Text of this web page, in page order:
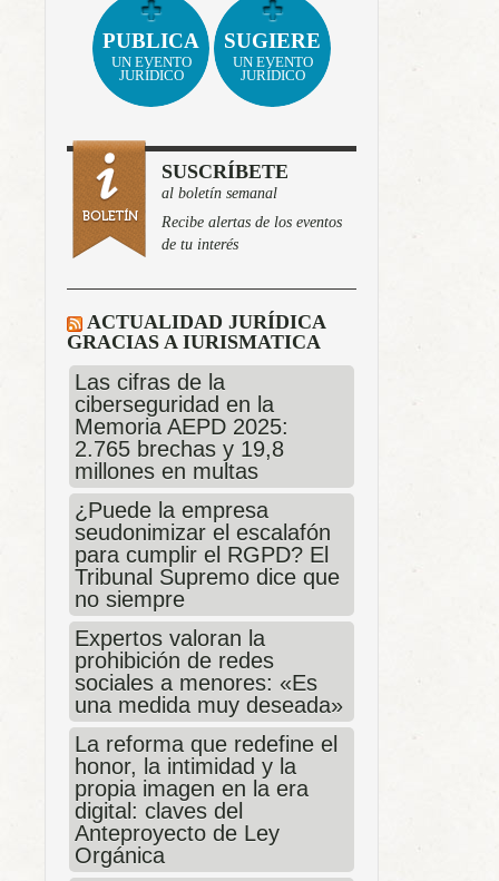
PUBLICA
UN EVENTO
JURÍDICO
SUGIERE
UN EVENTO
JURÍDICO
SUSCRÍBETE
al boletín semanal
Recibe alertas de los eventos
de tu interés
ACTUALIDAD JURÍDICA
GRACIAS A IURISMATICA
Las cifras de la
ciberseguridad en la
Memoria AEPD 2025:
2.765 brechas y 19,8
millones en multas
¿Puede la empresa
seudonimizar el escalafón
para cumplir el RGPD? El
Tribunal Supremo dice que
no siempre
Expertos valoran la
prohibición de redes
sociales a menores: «Es
una medida muy deseada»
La reforma que redefine el
honor, la intimidad y la
propia imagen en la era
digital: claves del
Anteproyecto de Ley
Orgánica